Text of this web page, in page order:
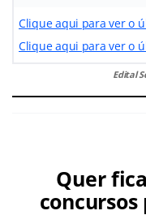
Clique aqui para ver o
Clique aqui para ver o
Edital
Quer